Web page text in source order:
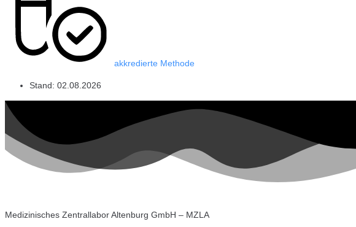
akkredierte Methode
Stand: 02.08.2026
Medizinisches Zentrallabor Altenburg GmbH – MZLA